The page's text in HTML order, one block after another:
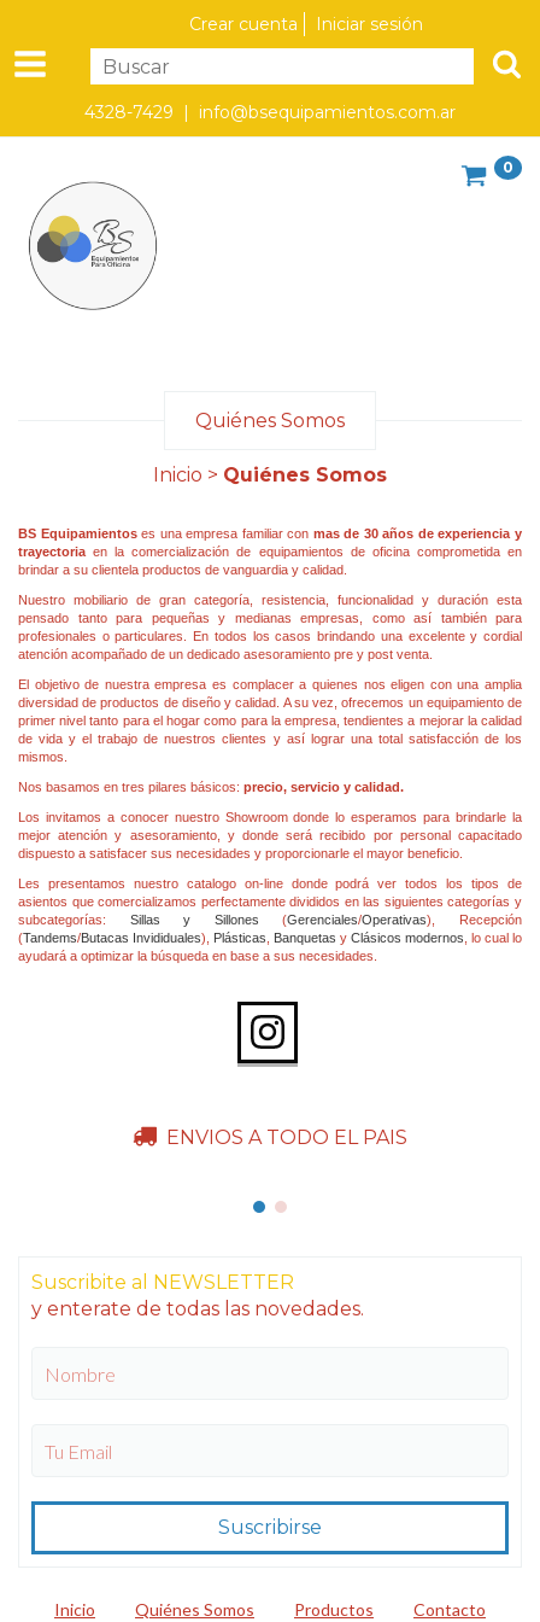
Crear cuenta Iniciar sesión
4328-7429 | info@bsequipamientos.com.ar
0
Quiénes Somos
Inicio > Quiénes Somos
BS Equipamientoses una empresa familiar con mas de 30 años de experiencia y
trayectoria en la comercialización de equipamientos de oficina comprometida en
brindar a su clientela productos de vanguardia y calidad.
Nuestro mobiliario de gran categoría, resistencia, funcionalidad y duración esta
pensado tanto para pequeñas y medianas empresas, como así también para
profesionales o particulares. En todos los casos brindando una excelente y cordial
atención acompañado de un dedicado asesoramiento pre y post venta.
El objetivo de nuestra empresa es complacer a quienes nos eligen con una amplia
diversidad de productos de diseño y calidad. A su vez, ofrecemos un equipamiento de
primer nivel tanto para el hogar como para la empresa, tendientes a mejorar la calidad
de vida y el trabajo de nuestros clientes y así lograr una total satisfacción de los
mismos.
Nos basamos en tres pilares básicos: precio, servicio y calidad.
Los invitamos a conocer nuestro Showroom donde lo esperamos para brindarle la
mejor atención y asesoramiento, y donde será recibido por personal capacitado
dispuesto a satisfacer sus necesidades y proporcionarle el mayor beneficio.
Les presentamos nuestro catalogo on-line donde podrá ver todos los tipos de
asientos que comercializamos perfectamente divididos en las siguientes categorías y
subcategorías: Sillas y Sillones (Gerenciales/Operativas), Recepción
(Tandems/Butacas Invididuales), Plásticas Banquetas y Clásicos modernos , lo cual lo
ayudará a optimizar la búsqueda en base a sus necesidades.
ENVIOS A TODO EL PAIS
Suscribite al NEWSLETTER
y enterate de todas las novedades.
Inicio Quiénes Somos Productos Contacto